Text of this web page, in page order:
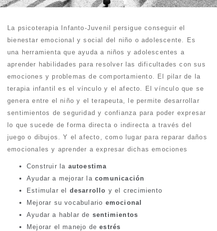
La psicoterapia Infanto-Juvenil persigue conseguir el
bienestar emocional y social del niño o adolescente. Es
una herramienta que ayuda a niños y adolescentes a
aprender habilidades para resolver las dificultades con sus
emociones y problemas de comportamiento. El pilar de la
terapia infantil es el vínculo y el afecto. El vínculo que se
genera entre el niño y el terapeuta, le permite desarrollar
sentimientos de seguridad y confianza para poder expresar
lo que sucede de forma directa o indirecta a través del
juego o dibujos. Y el afecto, como lugar para reparar daños
emocionales y aprender a expresar dichas emociones
Construir la autoestima
Ayudar a mejorar la comunicación
Estimular el desarrollo y el crecimiento
Mejorar su vocabulario emocional
Ayudar a hablar de sentimientos
Mejorar el manejo deestrés